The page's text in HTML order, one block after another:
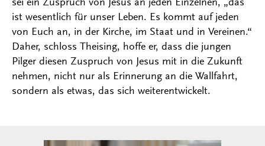
ist wesentlich für unser Leben. Es kommt auf jeden
von Euch an, in der Kirche, im Staat und in Vereinen.“
Daher, schloss Theising, hoffe er, dass die jungen
Pilger diesen Zuspruch von Jesus mit in die Zukunft
nehmen, nicht nur als Erinnerung an die Wallfahrt,
sondern als etwas, das sich weiterentwickelt.